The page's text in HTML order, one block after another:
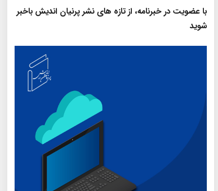
با عضویت در خبرنامه، از تازه‌ های نشر پرنیان‌ اندیش باخبر
شوید